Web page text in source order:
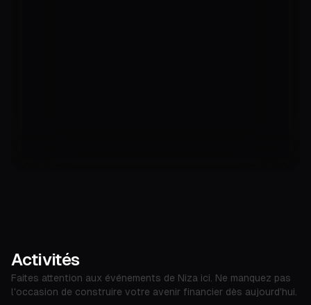
Activités
Faites attention aux événements de Niza ici. Ne manquez pas
l'occasion de construire votre avenir financier dès aujourd'hui.